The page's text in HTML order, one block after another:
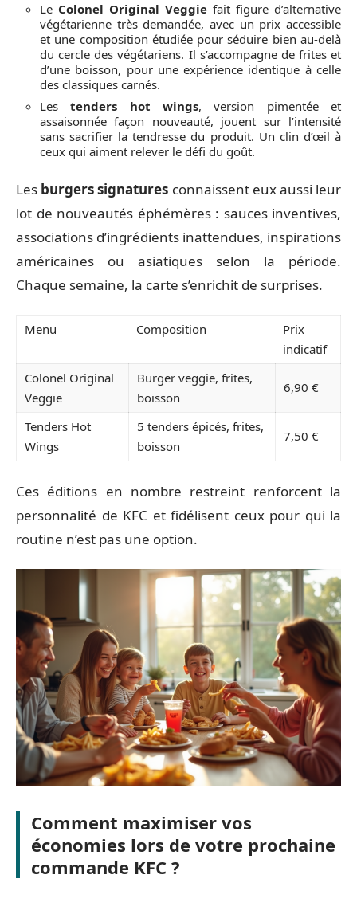
Le Colonel Original Veggie fait figure d’alternative
végétarienne très demandée, avec un prix accessible
et une composition étudiée pour séduire bien au-delà
du cercle des végétariens. Il s’accompagne de frites et
d’une boisson, pour une expérience identique à celle
des classiques carnés.
Lestenders hot wings, version pimentée et
assaisonnée façon nouveauté, jouent sur l’intensité
sans sacrifier la tendresse du produit. Un clin d’œil à
ceux qui aiment relever le défi du goût.
Les burgers signatures connaissent eux aussi leur
lot de nouveautés éphémères : sauces inventives,
associations d’ingrédients inattendues, inspirations
américaines ou asiatiques selon la période.
Chaque semaine, la carte s’enrichit de surprises.
Menu Composition
Prix
indicatif
Colonel Original
Veggie
Burger veggie, frites,
boisson
6,90 €
Tenders Hot
Wings
5 tenders épicés, frites,
boisson
7,50 €
Ces éditions en nombre restreint renforcent la
personnalité de KFC et fidélisent ceux pour qui la
routine n’est pas une option.
Comment maximiser vos
économies lors de votre prochaine
commande KFC ?